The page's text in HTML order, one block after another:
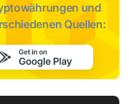
und
Quellen: